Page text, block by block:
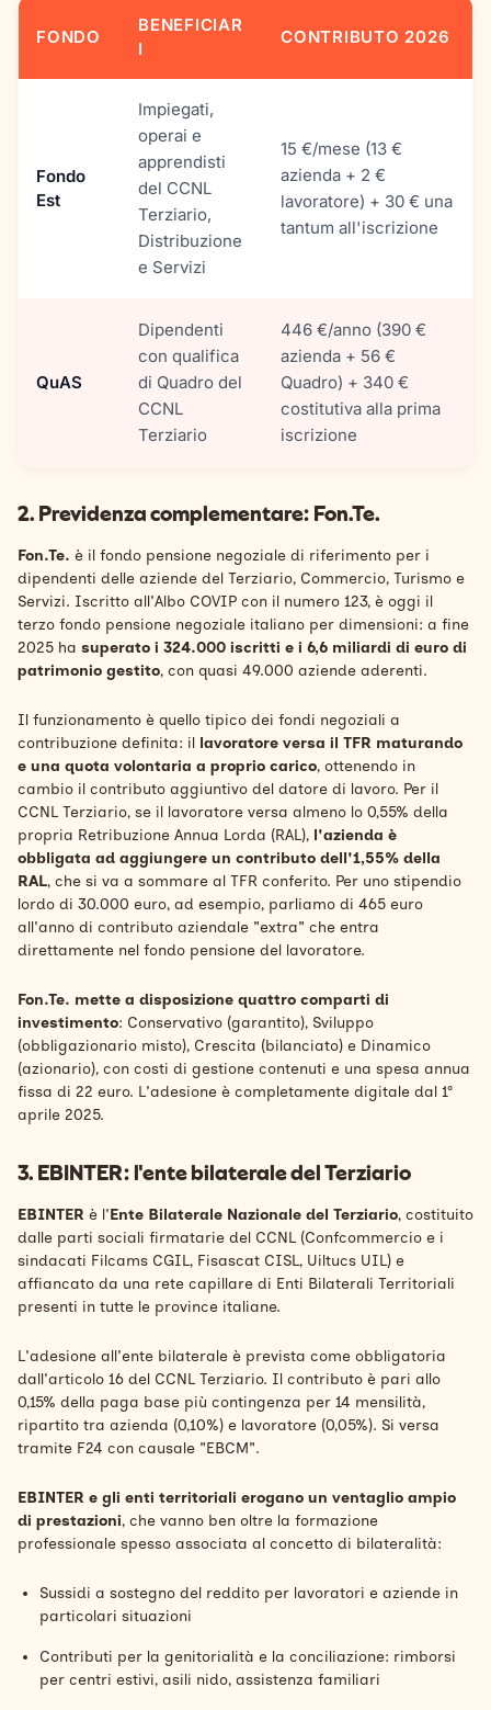
FONDO
BENEFICIAR
I
CONTRIBUTO 2026
Fondo
Est
Impiegati,
operai e
apprendisti
del CCNL
Terziario,
Distribuzione
e Servizi
15 €/mese (13 €
azienda + 2 €
lavoratore) + 30 € una
tantum all'iscrizione
QuAS
Dipendenti
con qualifica
di Quadro del
CCNL
Terziario
446 €/anno (390 €
azienda + 56 €
Quadro) + 340 €
costitutiva alla prima
iscrizione
2. Previdenza complementare: Fon.Te.
Fon.Te. è il fondo pensione negoziale di riferimento per i
dipendenti delle aziende del Terziario, Commercio, Turismo e
Servizi. Iscritto all'Albo COVIP con il numero 123, è oggi il
terzo fondo pensione negoziale italiano per dimensioni: a fine
2025 ha superato i 324.000 iscritti e i 6,6 miliardi di euro di
patrimonio gestito, con quasi 49.000 aziende aderenti.
Il funzionamento è quello tipico dei fondi negoziali a
contribuzione definita: il lavoratore versa il TFR maturando
e una quota volontaria a proprio carico, ottenendo in
cambio il contributo aggiuntivo del datore di lavoro. Per il
CCNL Terziario, se il lavoratore versa almeno lo 0,55% della
propria Retribuzione Annua Lorda (RAL), l'azienda è
obbligata ad aggiungere un contributo dell'1,55% della
RAL, che si va a sommare al TFR conferito. Per uno stipendio
lordo di 30.000 euro, ad esempio, parliamo di 465 euro
all'anno di contributo aziendale "extra" che entra
direttamente nel fondo pensione del lavoratore.
Fon.Te. mette a disposizione quattro comparti di
investimento: Conservativo (garantito), Sviluppo
(obbligazionario misto), Crescita (bilanciato) e Dinamico
(azionario), con costi di gestione contenuti e una spesa annua
fissa di 22 euro. L'adesione è completamente digitale dal 1°
aprile 2025.
3. EBINTER: l'ente bilaterale del Terziario
EBINTER è l'Ente Bilaterale Nazionale del Terziario, costituito
dalle parti sociali firmatarie del CCNL (Confcommercio e i
sindacati Filcams CGIL, Fisascat CISL, Uiltucs UIL) e
affiancato da una rete capillare di Enti Bilaterali Territoriali
presenti in tutte le province italiane.
L'adesione all'ente bilaterale è prevista come obbligatoria
dall'articolo 16 del CCNL Terziario. Il contributo è pari allo
0,15% della paga base più contingenza per 14 mensilità,
ripartito tra azienda (0,10%) e lavoratore (0,05%). Si versa
tramite F24 con causale "EBCM".
EBINTER e gli enti territoriali erogano un ventaglio ampio
di prestazioni, che vanno ben oltre la formazione
professionale spesso associata al concetto di bilateralità:
Sussidi a sostegno del reddito per lavoratori e aziende in
particolari situazioni
Contributi per la genitorialità e la conciliazione: rimborsi
per centri estivi, asili nido, assistenza familiari